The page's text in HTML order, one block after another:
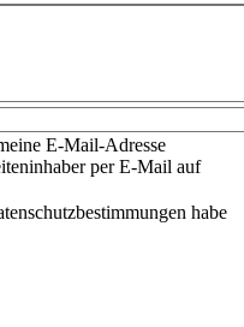
E-Mail-Adresse
per E-Mail auf
habe